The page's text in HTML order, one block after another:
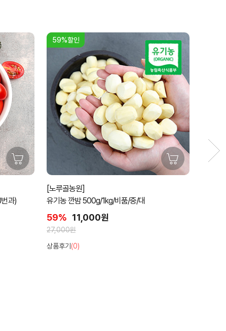
37%할인
[주암농원] 약품처리하지 않은 유기농 깐밤 800g
비품/500g정품
37% 10,000원
15,900원
상품후기 (2)